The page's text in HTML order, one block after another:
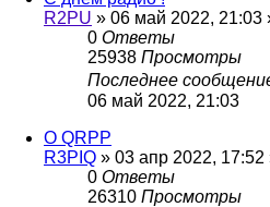
R2PU » 06 май 2022, 21:03
0 Ответы
25938 Просмотры
Последнее
06 май 2022, 21:03
О QRPP
R3PIQ » 03 апр 2022, 17:52
0 Ответы
26310 Просмотры